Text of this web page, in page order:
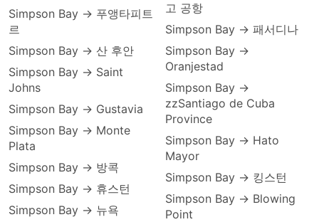
Simpson Bay → 푸앵타피트
르
Simpson Bay → 산 후안
Simpson Bay → Saint
Johns
Simpson Bay → Gustavia
Simpson Bay → Monte
Plata
Simpson Bay → 방콕
Simpson Bay → 휴스턴
Simpson Bay → 뉴욕
고 공항
Simpson Bay → 패서디나
Simpson Bay →
Oranjestad
Simpson Bay →
zzSantiago de Cuba
Province
Simpson Bay → Hato
Mayor
Simpson Bay → 킹스턴
Simpson Bay → Blowing
Point